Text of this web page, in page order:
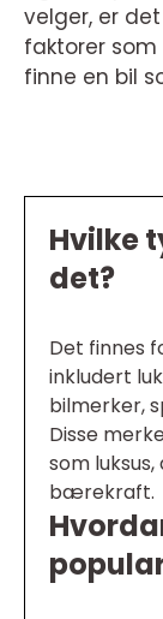
velger, er
faktorer
finne en bil
Hvilke
det?
Det finnes
inkludert
bilmerker,
Disse
som
bærekraft.